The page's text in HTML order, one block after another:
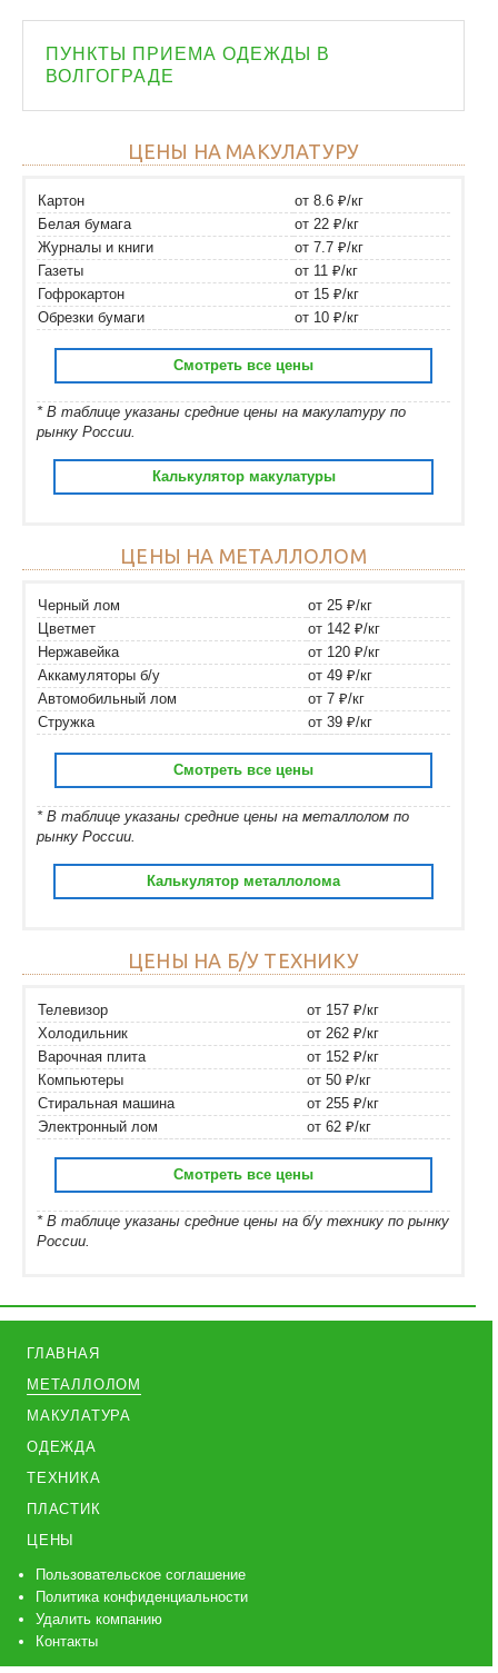
ПУНКТЫ ПРИЕМА ОДЕЖДЫ В
ВОЛГОГРАДЕ
ЦЕНЫ НА МАКУЛАТУРУ
Картон
от 8.6 ₽/кг
Белая бумага
от 22 ₽/кг
Журналы и книги
от 7.7 ₽/кг
Газеты
от 11 ₽/кг
Гофрокартон
от 15 ₽/кг
Обрезки бумаги
от 10 ₽/кг
Смотреть все цены
* В таблице указаны средние цены на макулатуру по
рынку России.
Калькулятор макулатуры
ЦЕНЫ НА МЕТАЛЛОЛОМ
Черный лом
от 25 ₽/кг
Цветмет
от 142 ₽/кг
Нержавейка
от 120 ₽/кг
Аккамуляторы б/у
от 49 ₽/кг
Автомобильный лом
от 7 ₽/кг
Стружка
от 39 ₽/кг
Смотреть все цены
* В таблице указаны средние цены на металлолом по
рынку России.
Калькулятор металлолома
ЦЕНЫ НА Б/У ТЕХНИКУ
Телевизор
от 157 ₽/кг
Холодильник
от 262 ₽/кг
Варочная плита
от 152 ₽/кг
Компьютеры
от 50 ₽/кг
Стиральная машина
от 255 ₽/кг
Электронный лом
от 62 ₽/кг
Смотреть все цены
* В таблице указаны средние цены на б/у технику по рынку
России.
ГЛАВНАЯ
МЕТАЛЛОЛОМ
МАКУЛАТУРА
ОДЕЖДА
ТЕХНИКА
ПЛАСТИК
ЦЕНЫ
Пользовательское соглашение
Политика конфиденциальности
Удалить компанию
Контакты